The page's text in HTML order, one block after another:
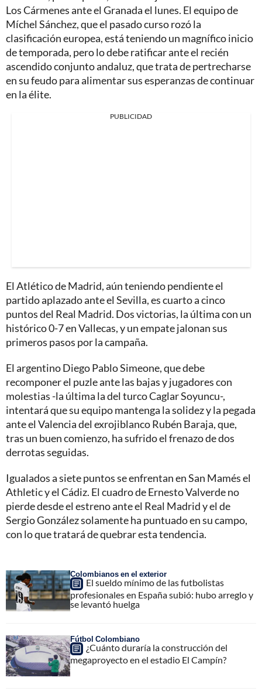
Los Cármenes ante el Granada el lunes. El equipo de
Míchel Sánchez, que el pasado curso rozó la
clasificación europea, está teniendo un magnífico inicio
de temporada, pero lo debe ratificar ante el recién
ascendido conjunto andaluz, que trata de pertrecharse
en su feudo para alimentar sus esperanzas de continuar
en la élite.
PUBLICIDAD
El Atlético de Madrid, aún teniendo pendiente el
partido aplazado ante el Sevilla, es cuarto a cinco
puntos del Real Madrid. Dos victorias, la última con un
histórico 0-7 en Vallecas, y un empate jalonan sus
primeros pasos por la campaña.
El argentino Diego Pablo Simeone, que debe
recomponer el puzle ante las bajas y jugadores con
molestias -la última la del turco Caglar Soyuncu-,
intentará que su equipo mantenga la solidez y la pegada
ante el Valencia del exrojiblanco Rubén Baraja, que,
tras un buen comienzo, ha sufrido el frenazo de dos
derrotas seguidas.
Igualados a siete puntos se enfrentan en San Mamés el
Athletic y el Cádiz. El cuadro de Ernesto Valverde no
pierde desde el estreno ante el Real Madrid y el de
Sergio González solamente ha puntuado en su campo,
con lo que tratará de quebrar esta tendencia.
Colombianos en el exterior
El sueldo mínimo de las futbolistas
profesionales en España subió: hubo arreglo y
se levantó huelga
Fútbol Colombiano
¿Cuánto duraría la construcción del
megaproyecto en el estadio El Campín?